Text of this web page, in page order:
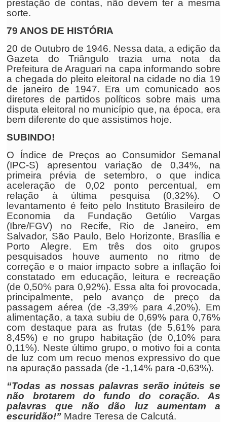
prestação de contas, não devem ter a mesma
sorte.
79 ANOS DE HISTÓRIA
20 de Outubro de 1946. Nessa data, a edição da
Gazeta do Triângulo trazia uma nota da
Prefeitura de Araguari na capa informando sobre
a chegada do pleito eleitoral na cidade no dia 19
de janeiro de 1947. Era um comunicado aos
diretores de partidos políticos sobre mais uma
disputa eleitoral no município que, na época, era
bem diferente do que assistimos hoje.
SUBINDO!
O Índice de Preços ao Consumidor Semanal
(IPC-S) apresentou variação de 0,34%, na
primeira prévia de setembro, o que indica
aceleração de 0,02 ponto percentual, em
relação à última pesquisa (0,32%). O
levantamento é feito pelo Instituto Brasileiro de
Economia da Fundação Getúlio Vargas
(Ibre/FGV) no Recife, Rio de Janeiro, em
Salvador, São Paulo, Belo Horizonte, Brasília e
Porto Alegre. Em três dos oito grupos
pesquisados houve aumento no ritmo de
correção e o maior impacto sobre a inflação foi
constatado em educação, leitura e recreação
(de 0,50% para 0,92%). Essa alta foi provocada,
principalmente, pelo avanço de preço da
passagem aérea (de -3,39% para 4,20%). Em
alimentação, a taxa subiu de 0,69% para 0,76%
com destaque para as frutas (de 5,61% para
8,45%) e no grupo habitação (de 0,10% para
0,11%). Neste último grupo, o motivo foi a conta
de luz com um recuo menos expressivo do que
na apuração passada (de -1,14% para -0,63%).
“Todas as nossas palavras serão inúteis se
não brotarem do fundo do coração. As
palavras que não dão luz aumentam a
escuridão!” Madre Teresa de Calcutá.